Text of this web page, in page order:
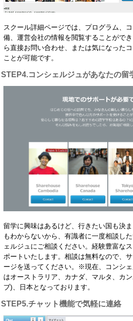
スクール詳細ページでは、プログラム、
備、運営会社の情報を閲覧することがで
ら直接お問い合わせ、または気になった
ことが可能です。
STEP4.コンシェルジュがあなたの留
留学に興味はあるけど、行きたい国も決
もわからないから、有識者に一度相談し
ェルジュにご相談ください。経験豊富な
ポートいたします。相談は無料なので、
ージを送ってください。※現在、コンシ
はオーストラリア、カナダ、マルタ、カ
ブ)、日本となっております。
STEP5.チャット機能で気軽に連絡